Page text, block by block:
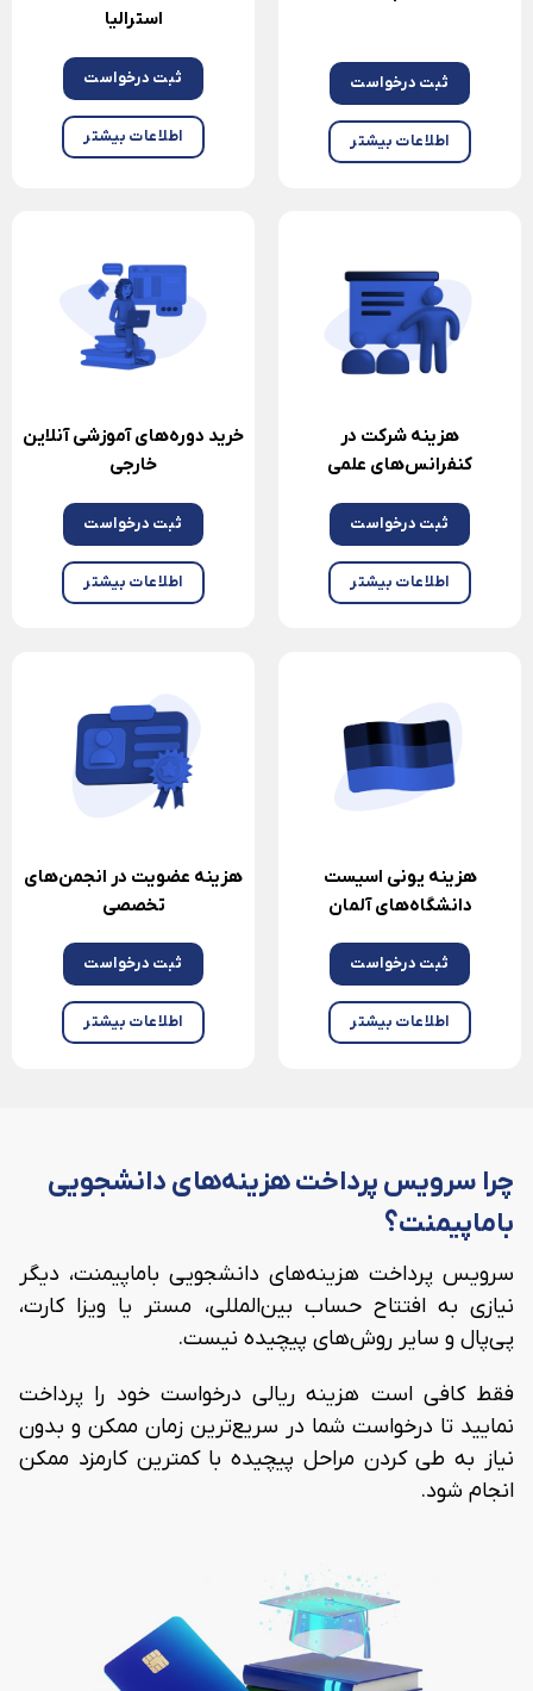
ثبت درخواست
اطلاعات بیشتر
استرالیا
ثبت درخواست
اطلاعات بیشتر
هزینه شرکت در
کنفرانس‌های علمی
ثبت درخواست
اطلاعات بیشتر
خرید دوره‌های آموزشی آنلاین
خارجی
ثبت درخواست
اطلاعات بیشتر
هزینه یونی اسیست
دانشگاه‌های آلمان
ثبت درخواست
اطلاعات بیشتر
هزینه عضویت در انجمن‌های
تخصصی
ثبت درخواست
اطلاعات بیشتر
چرا سرویس پرداخت هزینه‌های دانشجویی
باماپیمنت؟
سرویس پرداخت هزینه‌های دانشجویی باماپیمنت، دیگر
نیازی به افتتاح حساب بین‌المللی، مستر یا ویزا کارت،
پی‌پال و سایر روش‌های پیچیده نیست.
فقط کافی است هزینه ریالی درخواست خود را پرداخت
نمایید تا درخواست شما در سریع‌ترین زمان ممکن و بدون
نیاز به طی کردن مراحل پیچیده با کمترین کارمزد ممکن
انجام شود.